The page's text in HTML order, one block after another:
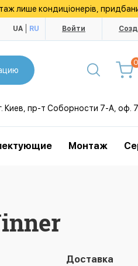
лише кондиціонерів,
UA RU Войти
0
Киев, пр-т Соборности 7-А, оф.
Монтаж
Доставка